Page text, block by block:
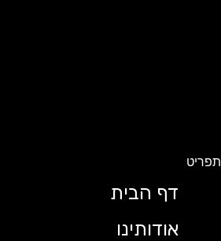
דף הבית
אודותינו